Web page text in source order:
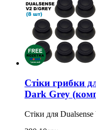
Стіки грибки
Dark Grey
Стіки для